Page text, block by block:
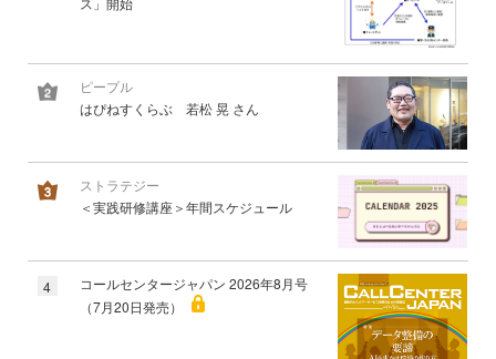
ピープル
はぴねすくらぶ 若松 晃 さん
ストラテジー
＜実践研修講座＞年間スケジュール
4
コールセンタージャパン 2026年8月号
（7月20日発売）